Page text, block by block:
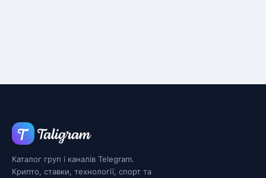
Каталог груп і каналів Telegram.
Крипто, ставки, технології, спорт та